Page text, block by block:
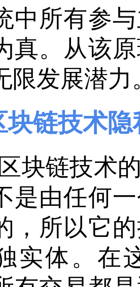
中所有参
真。从该
限发展潜力
块链技术
块链技术
是由任何
，所以它
实体。在